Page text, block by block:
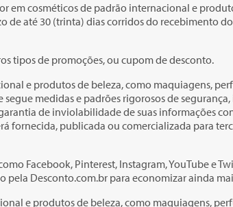
em cosméticos de padrão internacional e
até 30 (trinta) dias corridos do recebimento
tipos de promoções, ou cupom de desconto.
e produtos de beleza, como maquiagens,
medidas e padrões rigorosos de
de inviolabilidade de suas informações
fornecida, publicada ou comercializada para
Facebook, Pinterest, Instagram, YouTube e
Desconto.com.br para economizar ainda
e produtos de beleza, como maquiagens,